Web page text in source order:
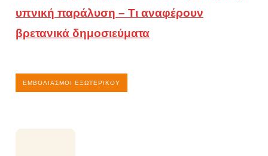
υπνική παράλυση – Τι αναφέρουν
βρετανικά δημοσιεύματα
ΕΜΒΟΛΙΑΣΜΟΊ ΕΞΩΤΕΡΙΚΟΎ